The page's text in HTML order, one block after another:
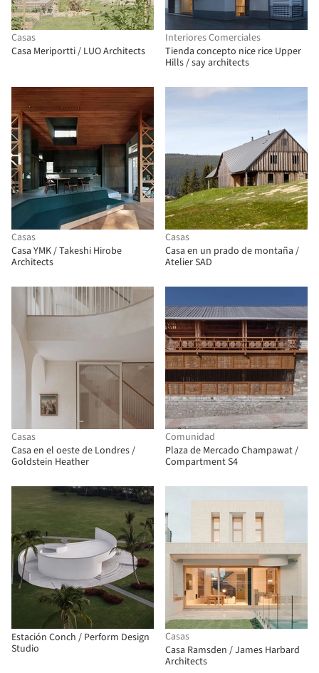
Casas
Casa Meriportti / LUO Architects
Interiores Comerciales
Tienda concepto nice rice Upper
Hills / say architects
Casas
Casa YMK / Takeshi Hirobe
Architects
Casas
Casa en un prado de montaña /
Atelier SAD
Casas
Casa en el oeste de Londres /
Goldstein Heather
Comunidad
Plaza de Mercado Champawat /
Compartment S4
Estación Conch / Perform Design
Studio
Casas
Casa Ramsden / James Harbard
Architects